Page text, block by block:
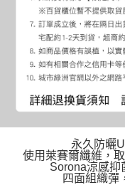
永久防曬
使用萊賽爾纖維，
Sorona涼感抑
四面組織彈